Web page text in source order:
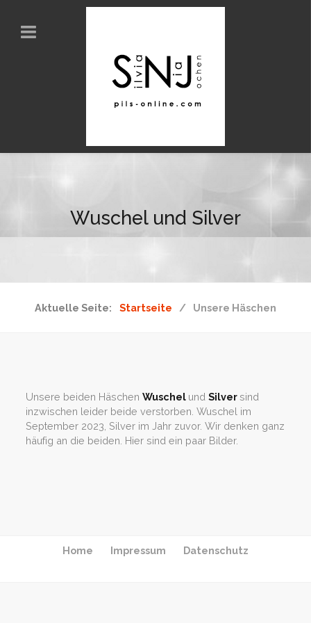
Wuschel und Silver
Aktuelle Seite: Startseite Unsere Häschen
Unsere beiden Häschen Wuschel und Silversind
inzwischen leider beide verstorben. Wuschel im
September 2023, Silver im Jahr zuvor. Wir denken ganz
häufig an die beiden. Hier sind ein paar Bilder.
Home Impressum Datenschutz